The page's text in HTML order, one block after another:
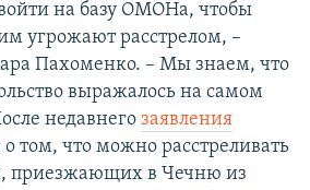
на базу ОМОНа, чтобы
угрожают расстрелом, –
Пахоменко. – Мы знаем, что
выражалось на самом
недавнего заявления
том, что можно расстреливать
приезжающих в Чечню из